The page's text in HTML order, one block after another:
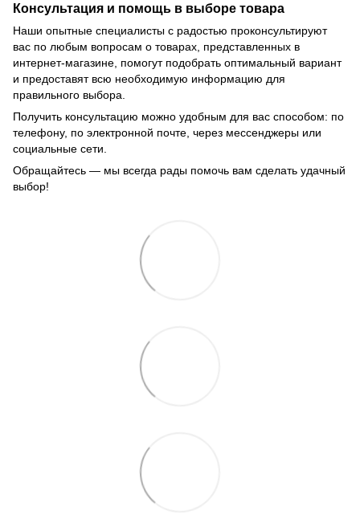
Консультация и помощь в выборе товара
Наши опытные специалисты с радостью проконсультируют
вас по любым вопросам о товарах, представленных в
интернет-магазине, помогут подобрать оптимальный вариант
и предоставят всю необходимую информацию для
правильного выбора.
Получить консультацию можно удобным для вас способом: по
телефону, по электронной почте, через мессенджеры или
социальные сети.
Обращайтесь — мы всегда рады помочь вам сделать удачный
выбор!